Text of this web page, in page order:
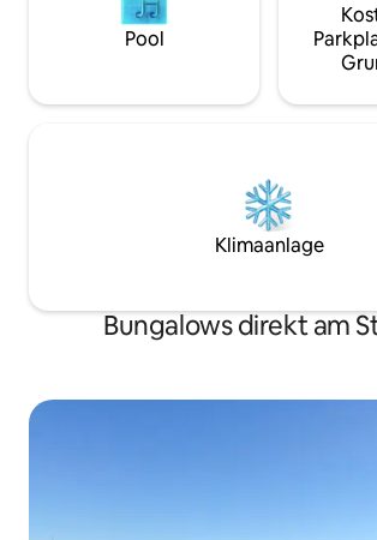
Pool
Klimaanlage
Bungalows direkt am